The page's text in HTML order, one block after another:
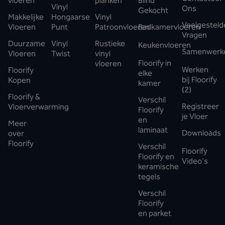
Makkelijke
Vloeren
Duurzame
Vloeren
Floorify
Kopen
Floorify &
Vloerverwarming
Meer
over
Floorify
Vinyl
Hongaarse
Punt
Vinyl
Twist
Vinyl
Patroonvloeren
Rustieke
vinyl
vloeren
Gekocht
Badkamervloeren
Keukenvloeren
Floorify in
elke
kamer
Verschil
Floorify
en
laminaat
Verschil
Floorify en
keramische
tegels
Verschil
Floorify
en parket
Ons
Vragen
Werken
bij Floorify
(2)
Registreer
je Vloer
Downloads
Floorify
Video's